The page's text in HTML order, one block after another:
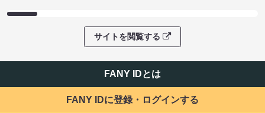
サイトを閲覧する
FANY IDとは
FANY IDに登録・ログインする